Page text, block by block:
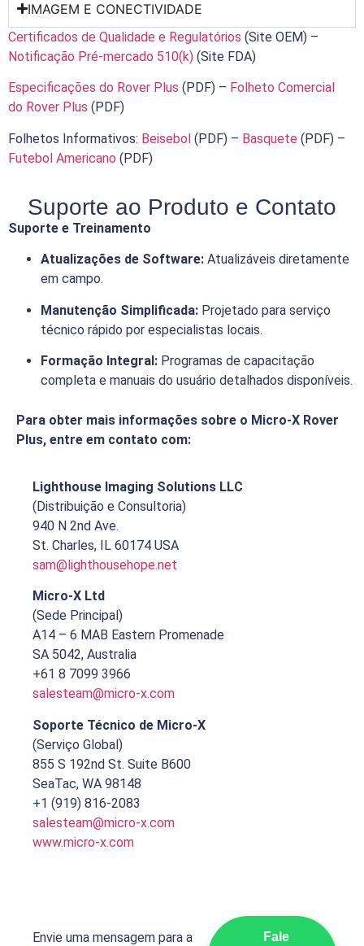
IMAGEM E CONECTIVIDADE
Certificados de Qualidade e Regulatórios (Site OEM) –
Notificação Pré-mercado 510(k) (Site FDA)
Especificações do Rover Plus (PDF) – Folheto Comercial
do Rover Plus (PDF)
Folhetos Informativos: Beisebol (PDF) – Basquete (PDF) –
Futebol Americano (PDF)
Suporte ao Produto e Contato
Suporte e Treinamento
Atualizações de Software: Atualizáveis diretamente
em campo.
Manutenção Simplificada: Projetado para serviço
técnico rápido por especialistas locais.
Formação Integral: Programas de capacitação
completa e manuais do usuário detalhados disponíveis.
Para obter mais informações sobre o Micro-X Rover
Plus, entre em contato com:
Lighthouse Imaging Solutions LLC
(Distribuição e Consultoria)
940 N 2nd Ave.
St. Charles, IL 60174 USA
sam@lighthousehope.net
Micro-X Ltd
(Sede Principal)
A14 – 6 MAB Eastern Promenade
SA 5042, Australia
+61 8 7099 3966
salesteam@micro-x.com
Soporte Técnico de Micro-X
(Serviço Global)
855 S 192nd St. Suite B600
SeaTac, WA 98148
+1 (919) 816-2083
salesteam@micro-x.com
www.micro-x.com
Envie uma mensagem para a
Fale